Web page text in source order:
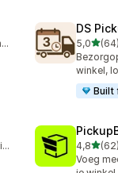
Gratis abonnement beschikbaar
DS
5,0van 5
(64)
64
winkel,
Built
Gratis abonnement beschikbaar
4,8van 5
(62)
62
Voeg